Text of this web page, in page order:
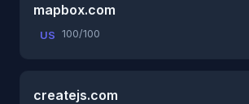
mapbox.com
US 100/100
createjs.com